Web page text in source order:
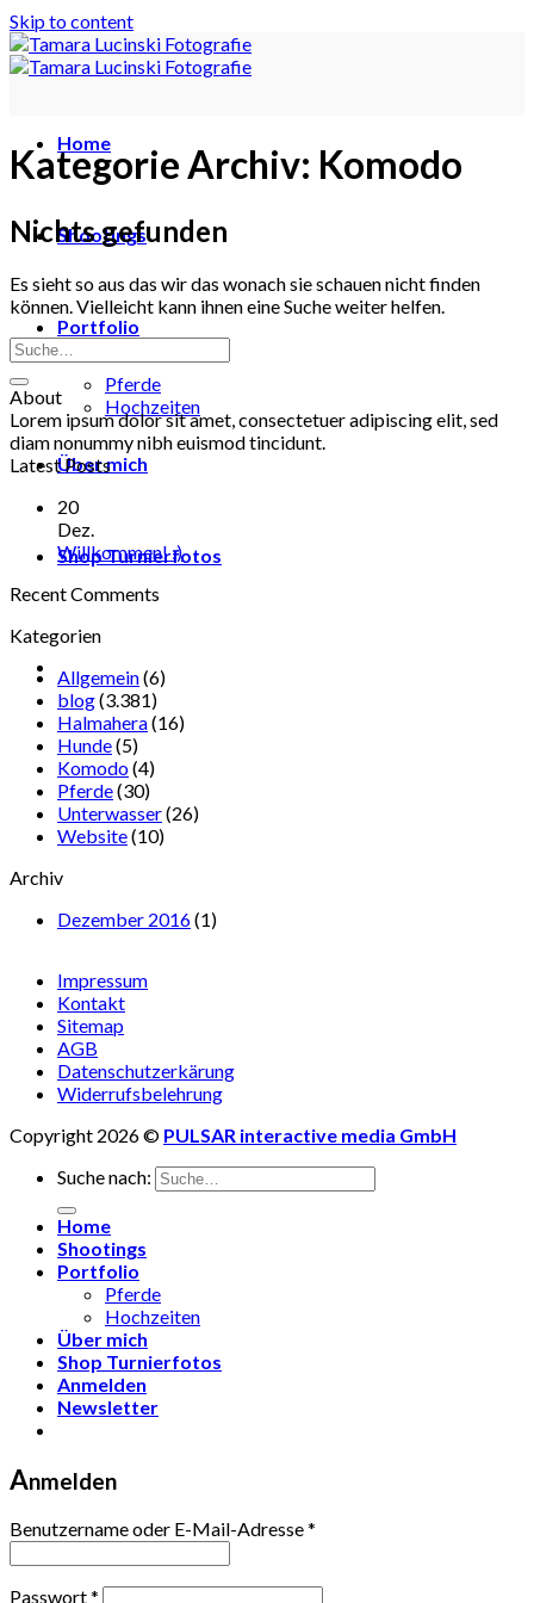
Skip to content
Home
Shootings
Portfolio
Pferde
Hochzeiten
Über mich
Shop Turnierfotos
Kategorie Archiv: Komodo
Nichts gefunden
Es sieht so aus das wir das wonach sie schauen nicht finden
können. Vielleicht kann ihnen eine Suche weiter helfen.
About
Lorem ipsum dolor sit amet, consectetuer adipiscing elit, sed
diam nonummy nibh euismod tincidunt.
Latest Posts
20
Dez.
Willkommen! :)
Recent Comments
Kategorien
Allgemein(6)
blog(3.381)
Halmahera(16)
Hunde(5)
Komodo(4)
Pferde(30)
Unterwasser(26)
Website(10)
Archiv
Dezember 2016(1)
Impressum
Kontakt
Sitemap
AGB
Datenschutzerkärung
Widerrufsbelehrung
Copyright 2026 © PULSAR interactive media GmbH
Suche nach:
Home
Shootings
Portfolio
Pferde
Hochzeiten
Über mich
Shop Turnierfotos
Anmelden
Newsletter
Anmelden
Benutzername oder E-Mail-Adresse*
Passwort*